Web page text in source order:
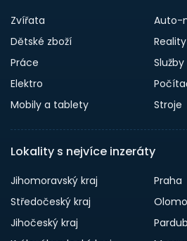
Zvířata
Auto-
Dětské zboží
Reality
Práce
Služby
Elektro
Mobily a tablety
Stroje
Lokality s nejvíce inzeráty
Jihomoravský kraj
Praha
Středočeský kraj
Jihočeský kraj